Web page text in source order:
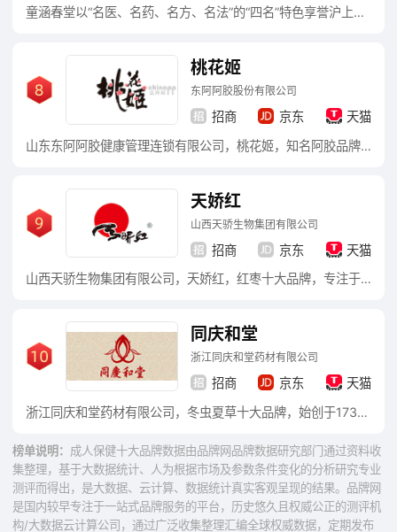
童涵春堂以“名医、名药、名方、名法”的“四名”特色享誉沪上。拥有包括全国名老中医和上海市名中医在内的近100位“名医天团”坐堂。药材精选道地药材，遵古法炮制，其制膏工艺传承两百余年，坚持“一人一方一铜锅”的纯手工操作，还有“童薄片”等非遗古法技艺。
桃花姬
东阿阿胶股份有限公司
招商 京东
天猫
山东东阿阿胶健康管理连锁有限公司，桃花姬，知名阿胶品牌，由国内最大的阿胶生产企业山东东阿阿胶股份有限公司针对都市白领推出的保健零食，阿胶糕品类的领军品牌，都市白领养颜滋补的首选佳品。
天娇红
山西天骄生物集团有限公司
招商 京东
天猫
山西天骄生物集团有限公司，天娇红，红枣十大品牌，专注于红枣的开发经营的多元化产业集团，农业产业化国家级重点龙头企业，国家高新技术企业，国家扶贫开发重点龙头企业，全国食品安全示范单位。
同庆和堂
浙江同庆和堂药材有限公司
招商 京东
天猫
浙江同庆和堂药材有限公司，冬虫夏草十大品牌，始创于1736年，浙江老字号，致力于冬虫夏草、燕窝、参茸等贵细中药材开发与经营的综合性企业，浙江地区极具规模和科技含量的原生态药材收购和运营企业。
榜单说明： 成人保健十大品牌数据由品牌网品牌数据研究部门通过资料收
集整理，基于大数据统计、人为根据市场及参数条件变化的分析研究专业
测评而得出，是大数据、云计算、数据统计真实客观呈现的结果。品牌网
是国内较早专注于一站式品牌服务的平台，历史悠久且权威公正的测评机
构/大数据云计算公司，通过广泛收集整理汇编全球权威数据，定期发布